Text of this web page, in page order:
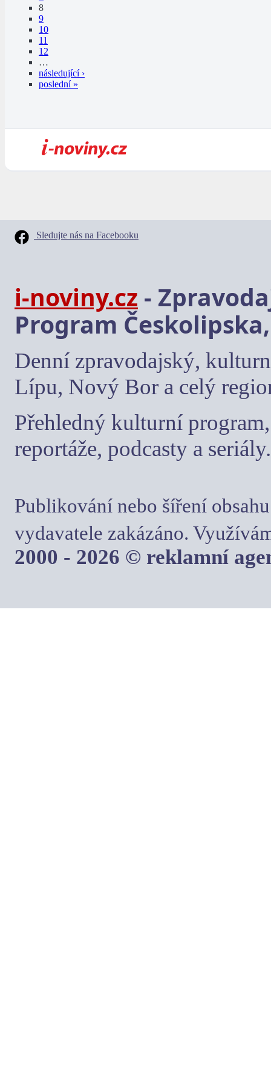
8
9
10
11
12
…
následující ›
poslední »
Sledujte nás na Facebooku
i-noviny.cz -
Program
Denní zpravodajský,
Lípu, Nový Bor a celý
Přehledný kulturní
reportáže, podcasty a seriály.
Publikování nebo šíření
vydavatele zakázáno.
2000 - 2026 © reklamní